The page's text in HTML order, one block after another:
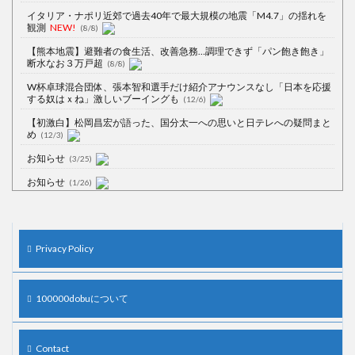
イタリア・ナポリ近郊で過去40年で最大規模の地震「M4.7」の揺れを
観測 NEW! (8/8)
【熊本地震】避難者の食生活、改善急務…調理できず「パン飽き飽き」
断水なお３万戸超 (8/8)
W杯卓球混合団体、張本智和選手だけ紹介アナウンスなし「日本を応援
する奴はｘね」激しいブーイングも
(12/6)
【初激白】松岡昌宏が語った、国分太一への思いと日テレへの疑問まと
め (12/3)
お知らせ (3/25)
お知らせ (1/26)
(7/13)
Privacy Policy
100000dobuについて
Contact